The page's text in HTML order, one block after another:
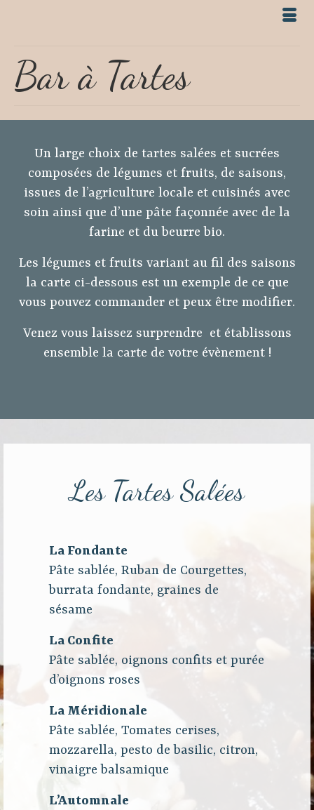
Bar à Tartes
Un large choix de tartes salées et sucrées
composées de légumes et fruits, de saisons,
issues de l’agriculture locale et cuisinés avec
soin ainsi que d’une pâte façonnée avec de la
farine et du beurre bio.
Les légumes et fruits variant au fil des saisons
la carte ci-dessous est un exemple de ce que
vous pouvez commander et peux être modifier.
Venez vous laissez surprendre et établissons
ensemble la carte de votre évènement !
Les Tartes Salées
La Fondante
Pâte sablée, Ruban de Courgettes,
burrata fondante, graines de
sésame
La Confite
Pâte sablée, oignons confits et purée
d’oignons roses
La Méridionale
Pâte sablée, Tomates cerises,
mozzarella, pesto de basilic, citron,
vinaigre balsamique
L’Automnale